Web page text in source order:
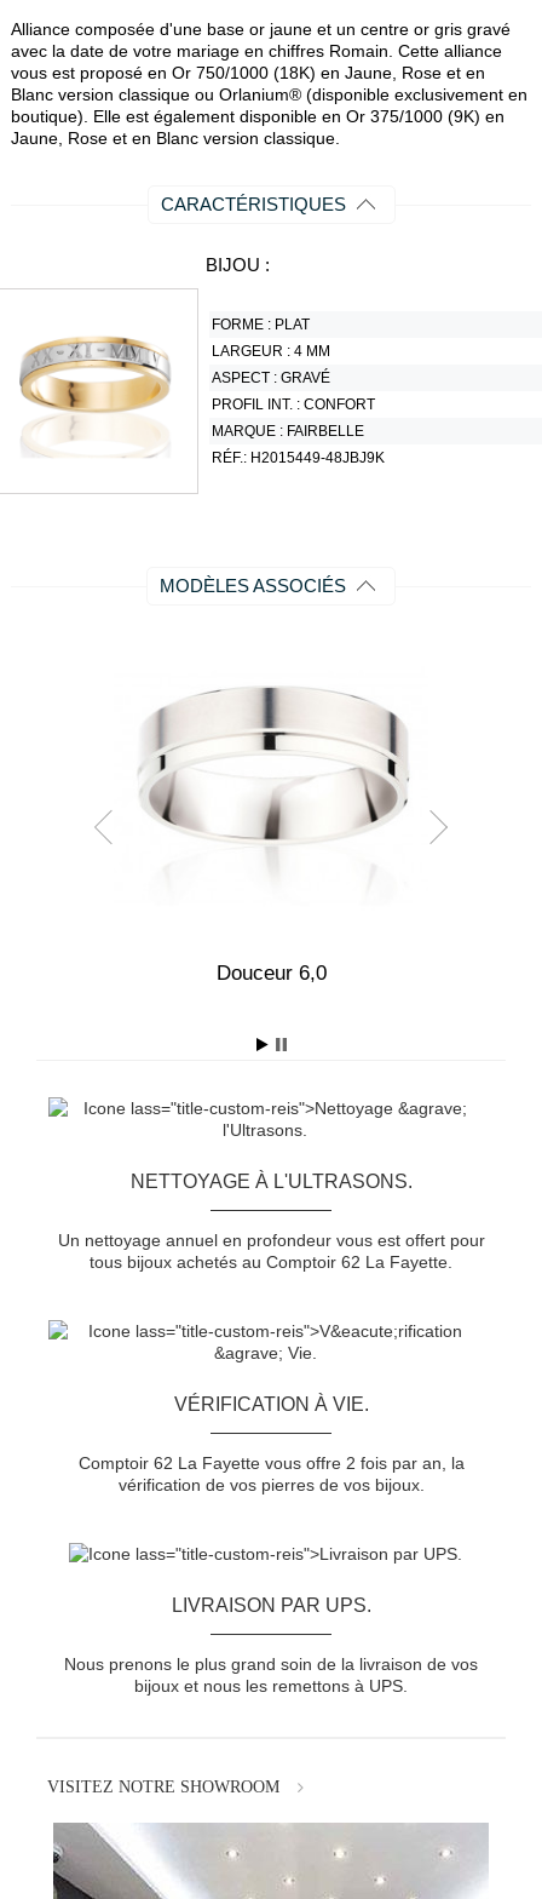
Alliance composée d'une base or jaune et un centre or gris gravé
avec la date de votre mariage en chiffres Romain. Cette alliance
vous est proposé en Or 750/1000 (18K) en Jaune, Rose et en
Blanc version classique ou Orlanium® (disponible exclusivement en
boutique). Elle est également disponible en Or 375/1000 (9K) en
Jaune, Rose et en Blanc version classique.
CARACTÉRISTIQUES
BIJOU :
FORME : PLAT
LARGEUR :4 MM
ASPECT :GRAVÉ
PROFIL INT. :CONFORT
MARQUE : FAIRBELLE
RÉF.: H2015449-48JBJ9K
MODÈLES ASSOCIÉS
Douceur 6,0
NETTOYAGE À L'ULTRASONS.
Un nettoyage annuel en profondeur vous est offert pour
tous bijoux achetés au Comptoir 62 La Fayette.
VÉRIFICATION À VIE.
Comptoir 62 La Fayette vous offre 2 fois par an, la
vérification de vos pierres de vos bijoux.
LIVRAISON PAR UPS.
Nous prenons le plus grand soin de la livraison de vos
bijoux et nous les remettons à UPS.
VISITEZ NOTRE SHOWROOM